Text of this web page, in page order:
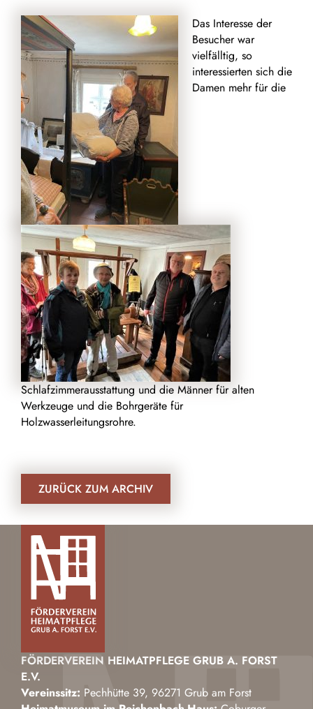
Das Interesse der
Besucher war
vielfälltig, so
interessierten sich die
Damen mehr für die
Schlafzimmerausstattung und die Männer für alten
Werkzeuge und die Bohrgeräte für
Holzwasserleitungsrohre.
ZURÜCK ZUM ARCHIV
FÖRDERVEREIN HEIMATPFLEGE GRUB A. FORST
E.V.
Vereinssitz: Pechhütte 39, 96271 Grub am Forst